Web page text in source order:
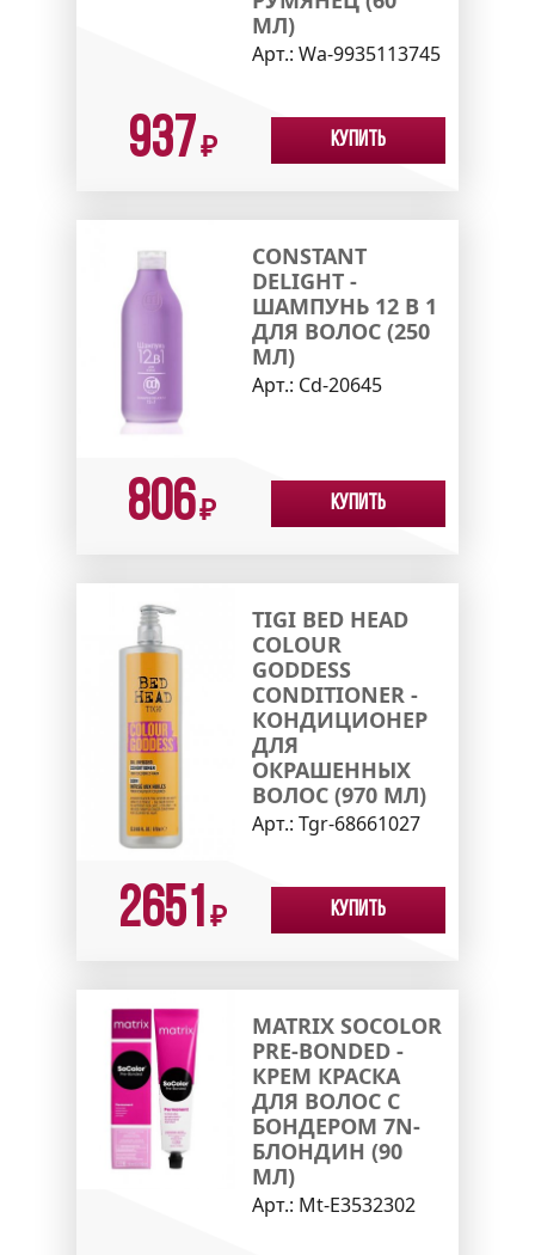
МЛ)
Арт.: Wa-9935113745
937₽ Купить
CONSTANT
DELIGHT -
ШАМПУНЬ 12 В 1
ДЛЯ ВОЛОС (250
МЛ)
Арт.: Cd-20645
806₽ Купить
TIGI BED HEAD
COLOUR
GODDESS
CONDITIONER -
КОНДИЦИОНЕР
ДЛЯ
ОКРАШЕННЫХ
ВОЛОС (970 МЛ)
Арт.: Tgr-68661027
2651 ₽ Купить
MATRIX SOCOLOR
PRE-BONDED -
КРЕМ КРАСКА
ДЛЯ ВОЛОС С
БОНДЕРОМ 7N-
БЛОНДИН (90
МЛ)
Арт.: Mt-E3532302